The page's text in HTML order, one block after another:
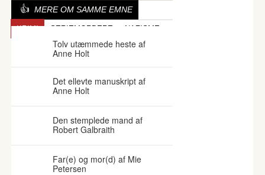
MERE OM SAMME EMNE
KRIMI SERIEMORDERE NAZISME
Tolv utæmmede heste af
Anne Holt
Det ellevte manuskript af
Anne Holt
Den stemplede mand af
Robert Galbraith
Far(e) og mor(d) af Mie
Petersen